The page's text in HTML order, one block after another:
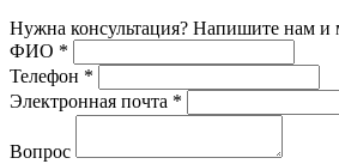
Нужна консультация? Напишите нам и
ФИО *
Телефон *
Электронная почта *
Вопрос